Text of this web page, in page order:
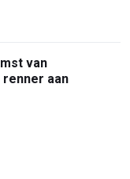
van
aan